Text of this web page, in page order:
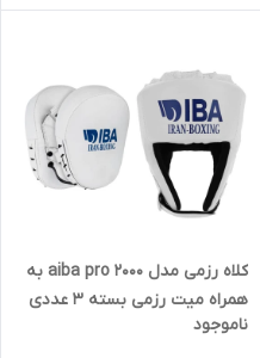
کلاه رزمی مدل aiba pro 2000 به
همراه میت رزمی بسته 3 عددی
ناموجود